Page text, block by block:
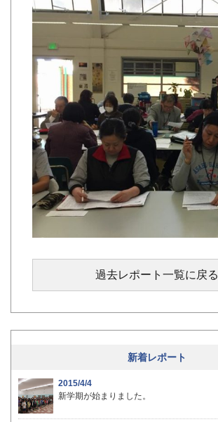
過去レポート一覧に戻る
新着レポート
2015/4/4
新学期が始まりました。